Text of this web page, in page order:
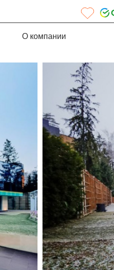
О компании